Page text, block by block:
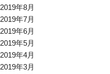
2019年8月
2019年7月
2019年6月
2019年5月
2019年4月
2019年3月